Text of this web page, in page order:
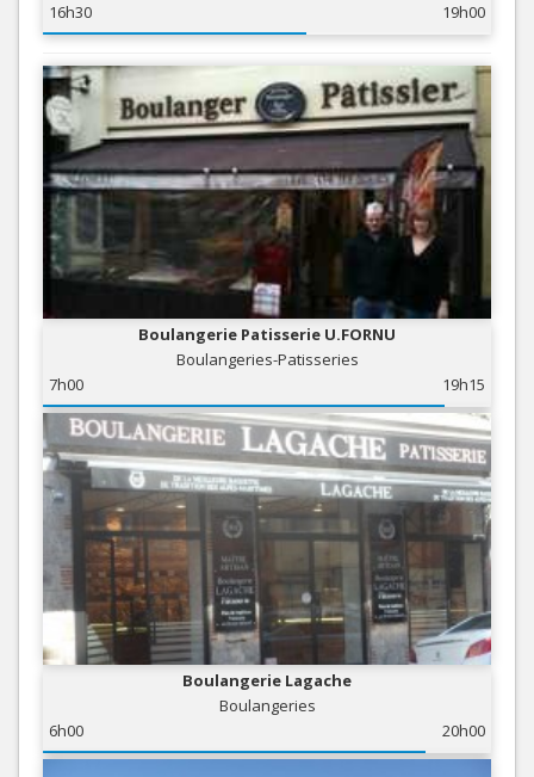
16h30
19h00
Boulangerie Patisserie U.FORNU
Boulangeries-Patisseries
7h00
19h15
Boulangerie Lagache
Boulangeries
6h00
20h00